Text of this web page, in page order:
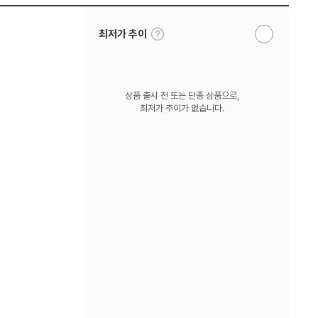
최저가 추이
툴
팁
알
상품 출시 전 또는 단종 상품으로,
최저가 추이가 없습니다.